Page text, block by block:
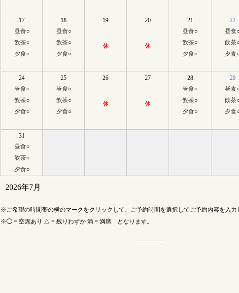
17
昼食○
飲茶○
夕食○
18
昼食○
飲茶○
夕食○
19
休
20
休
21
昼食○
飲茶○
夕食○
22
昼食
飲茶
夕食
24
昼食○
飲茶○
夕食○
25
昼食○
飲茶○
夕食○
26
休
27
休
28
昼食○
飲茶○
夕食○
29
昼食
飲茶
夕食
31
昼食○
飲茶○
夕食○
2026年7月
ご希望の時間帯の横のマークをクリックして、ご予約時間を選択してご予約内容を入力
◯ = 空席あり △ = 残りわずか 満 = 満席 となります。